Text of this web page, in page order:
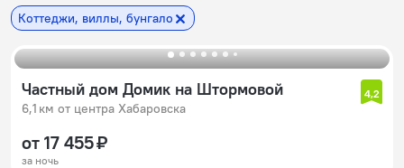
Коттеджи, виллы, бунгало
Частный дом Домик на Штормовой
6,1 км от центра Хабаровска
4,2
от 17 455 ₽
за ночь